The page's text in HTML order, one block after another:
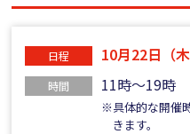
日程 10月22日（木
時間 11時～19時
※具体的な開催
きます。